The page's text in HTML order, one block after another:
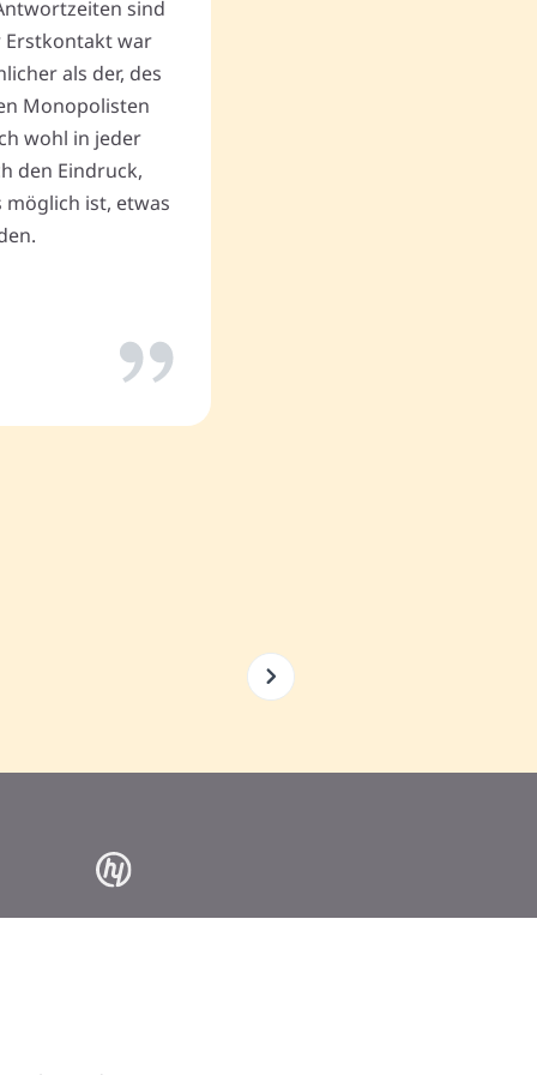
sind
Erstkontakt war
als der, des
Monopolisten
wohl in jeder
den Eindruck,
möglich ist, etwas